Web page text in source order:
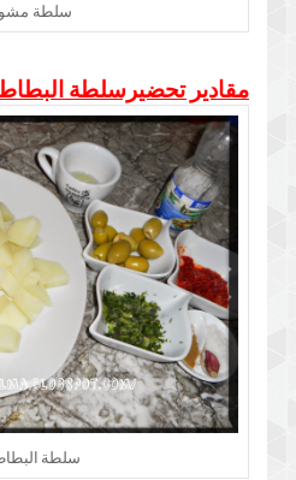
سلطة
مقادير تحضيرسلطة
سلطة